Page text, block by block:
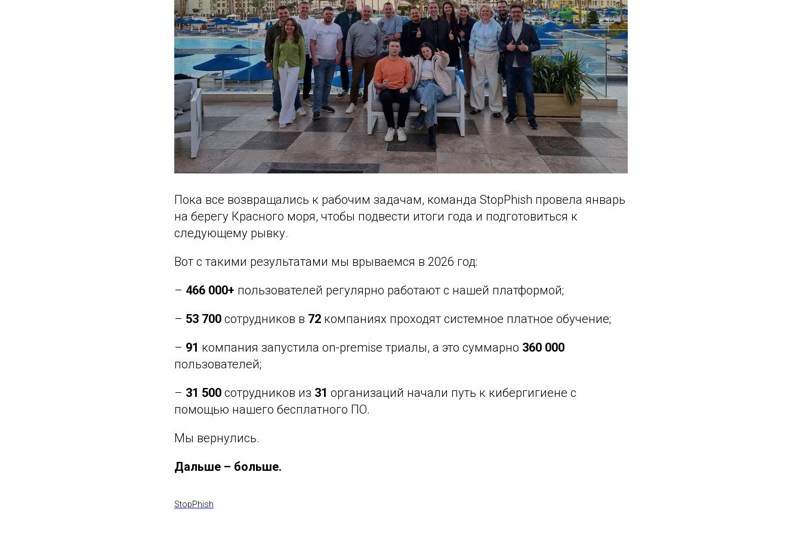
Пока все возвращались к рабочим задачам, команда StopPhish провела январь
на берегу Красного моря, чтобы подвести итоги года и подготовиться к
следующему рывку.
Вот с такими результатами мы врываемся в 2026 год:
– 466 000+ пользователей регулярно работают с нашей платформой;
– 53 700 сотрудников в 72 компаниях проходят системное платное обучение;
– 91 компания запустила on-premise триалы, а это суммарно 360 000
пользователей;
– 31 500 сотрудников из 31 организаций начали путь к кибергигиене с
помощью нашего бесплатного ПО.
Мы вернулись.
Дальше – больше.
StopPhish